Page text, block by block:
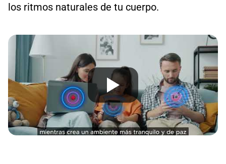
los ritmos naturales de tu cuerpo.